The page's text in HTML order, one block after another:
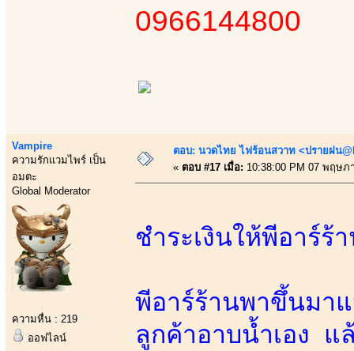
0966144800
Vampire
ความรักแวมไพร์ เป็น
อมตะ
Global Moderator
ความหื่น : 219
ออฟไลน์
ตอบ: นวดไทย ไฟร้อนสวาท <ปรายฝน
« ตอบ #17 เมื่อ: 10:38:00 PM 07 พฤษภ
ชำระเงินให้พีอาร์ร้
พีอาร์ร้านพาขึ้นมา
ลูกค้าอาบน้ำเอง แ